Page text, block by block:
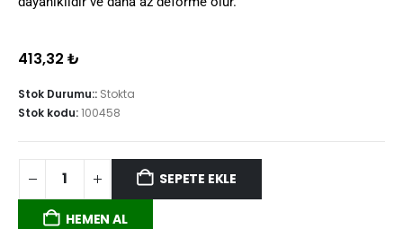
413,32 ₺
Stok Durumu:: Stokta
Stok kodu:100458
SEPETE EKLE
HEMEN AL